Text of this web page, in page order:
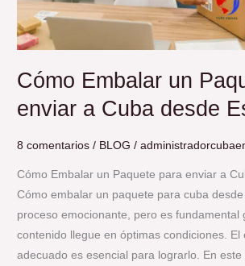
Cómo Embalar un
enviar a Cuba desde
8 comentarios / BLOG /
Cómo Embalar un Paquete para enviar a
Cómo embalar un paquete para cuba
proceso emocionante, pero es fundamental
contenido llegue en óptimas condiciones. El
adecuado es esencial para lograrlo. En este
España